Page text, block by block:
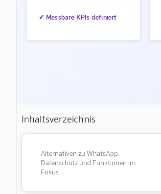
✓ Messbare KPIs definiert
Inhaltsverzeichnis
Alternativen zu WhatsApp:
Datenschutz und Funktionen im
Fokus